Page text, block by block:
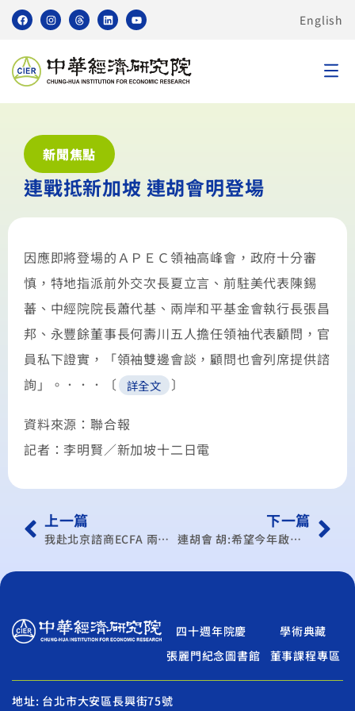
English
新聞焦點
連戰抵新加坡 連胡會明登場
因應即將登場的ＡＰＥＣ領袖高峰會，政府十分審
慎，特地指派前外交次長夏立言、前駐美代表陳錫
蕃、中經院院長蕭代基、兩岸和平基金會執行長張昌
邦、永豐餘董事長何壽川五人擔任領袖代表顧問，官
員私下證實，「領袖雙邊會談，顧問也會列席提供諮
詢」。．．．〔
詳全文 〕
資料來源：聯合報
記者：李明賢／新加坡十二日電
上一篇
我赴北京諮商ECFA 兩岸獲初步結論
下一篇
連胡會 胡:希望今年啟動ECFA協商
四十週年院慶
學術典藏
張麗門紀念圖書館
董事課程專區
地址: 台北市大安區長興街75號